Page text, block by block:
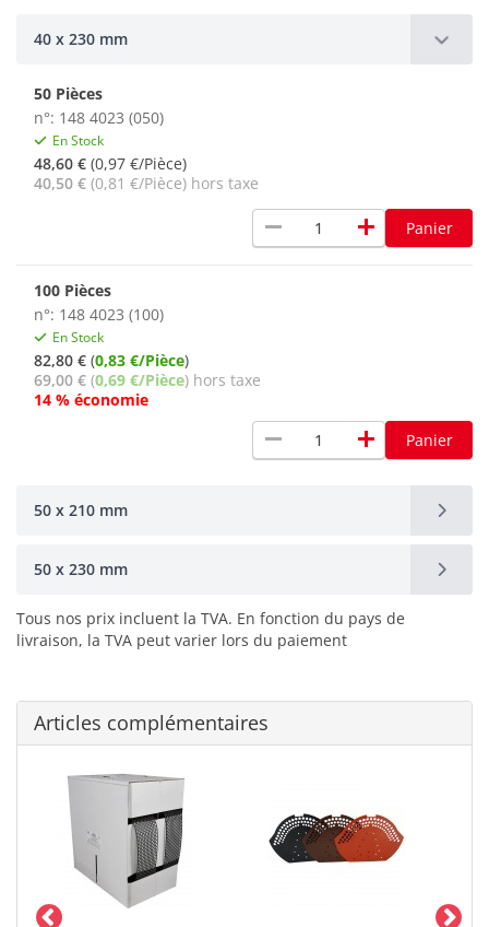
40 x 230 mm
50 Pièces
n°: 148 4023 (050)
En Stock
48,60 € (0,97 €/Pièce)
40,50 € (0,81 €/Pièce) hors taxe
remove add Panier
100 Pièces
n°: 148 4023 (100)
En Stock
82,80 € (0,83 €/Pièce)
69,00 € (0,69 €/Pièce) hors taxe
14 % économie
remove add Panier
50 x 210 mm
50 x 230 mm
Tous nos prix incluent la TVA. En fonction du pays de
livraison, la TVA peut varier lors du paiement
Articles complémentaires